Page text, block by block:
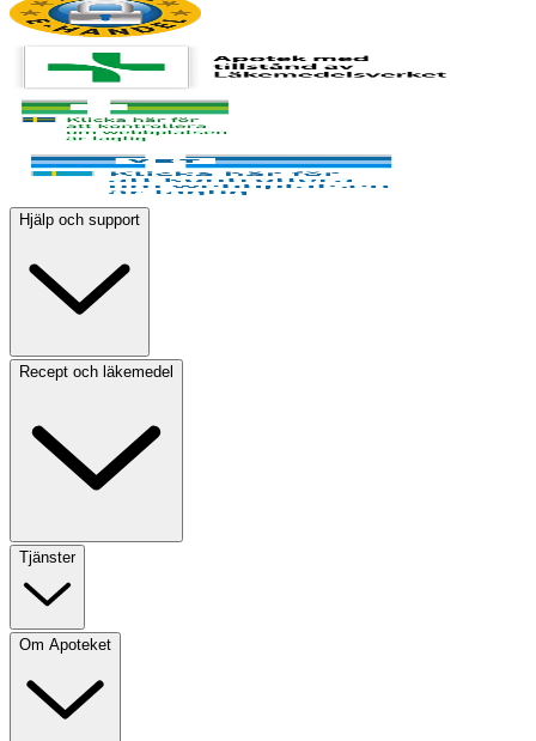
Hjälp och support
Recept och läkemedel
Tjänster
Om Apoteket